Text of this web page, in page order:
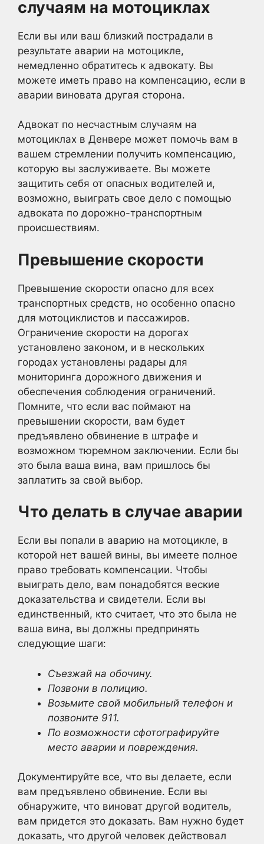
случаям на мотоциклах
Если вы или ваш близкий пострадали в
результате аварии на мотоцикле,
немедленно обратитесь к адвокату. Вы
можете иметь право на компенсацию, если в
аварии виновата другая сторона.
Адвокат по несчастным случаям на
мотоциклах в Денвере может помочь вам в
вашем стремлении получить компенсацию,
которую вы заслуживаете. Вы можете
защитить себя от опасных водителей и,
возможно, выиграть свое дело с помощью
адвоката по дорожно-транспортным
происшествиям.
Превышение скорости
Превышение скорости опасно для всех
транспортных средств, но особенно опасно
для мотоциклистов и пассажиров.
Ограничение скорости на дорогах
установлено законом, и в нескольких
городах установлены радары для
мониторинга дорожного движения и
обеспечения соблюдения ограничений.
Помните, что если вас поймают на
превышении скорости, вам будет
предъявлено обвинение в штрафе и
возможном тюремном заключении. Если бы
это была ваша вина, вам пришлось бы
заплатить за свой выбор.
Что делать в случае аварии
Если вы попали в аварию на мотоцикле, в
которой нет вашей вины, вы имеете полное
право требовать компенсации. Чтобы
выиграть дело, вам понадобятся веские
доказательства и свидетели. Если вы
единственный, кто считает, что это была не
ваша вина, вы должны предпринять
следующие шаги:
Съезжай на обочину.
Позвони в полицию.
Возьмите свой мобильный телефон и
позвоните 911.
По возможности сфотографируйте
место аварии и повреждения.
Документируйте все, что вы делаете, если
вам предъявлено обвинение. Если вы
обнаружите, что виноват другой водитель,
вам придется это доказать. Вам нужно будет
доказать, что другой человек действовал